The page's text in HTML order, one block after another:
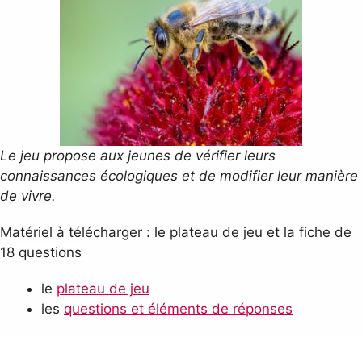
Le jeu propose aux jeunes de vérifier leurs
connaissances écologiques et de modifier leur manière
de vivre.
Matériel à télécharger : le plateau de jeu et la fiche de
18 questions
le plateau de jeu
les questions et éléments de réponses